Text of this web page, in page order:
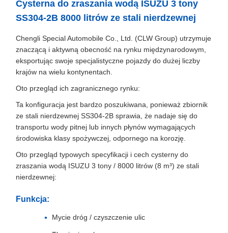
Cysterna do zraszania wodą ISUZU 3 tony
SS304-2B 8000 litrów ze stali nierdzewnej
Chengli Special Automobile Co., Ltd. (CLW Group) utrzymuje
znaczącą i aktywną obecność na rynku międzynarodowym,
eksportując swoje specjalistyczne pojazdy do dużej liczby
krajów na wielu kontynentach.
Oto przegląd ich zagranicznego rynku:
Ta konfiguracja jest bardzo poszukiwana, ponieważ zbiornik
ze stali nierdzewnej SS304-2B sprawia, że nadaje się do
transportu wody pitnej lub innych płynów wymagających
środowiska klasy spożywczej, odpornego na korozję.
Oto przegląd typowych specyfikacji i cech cysterny do
zraszania wodą ISUZU 3 tony / 8000 litrów (8 m³) ze stali
nierdzewnej:
Funkcja:
Mycie dróg / czyszczenie ulic